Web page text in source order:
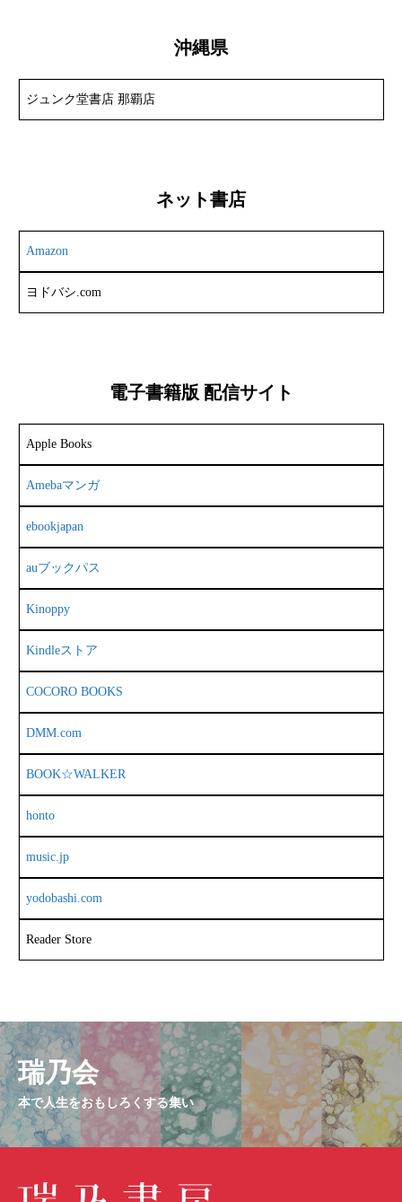
沖縄県
ジュンク堂書店 那覇店
ネット書店
Amazon
ヨドバシ.com
電子書籍版 配信サイト
Apple Books
Amebaマンガ
ebookjapan
auブックパス
Kinoppy
Kindleストア
COCORO BOOKS
DMM.com
BOOK☆WALKER
honto
music.jp
yodobashi.com
Reader Store
瑞乃会
本で人生をおもしろくする集い